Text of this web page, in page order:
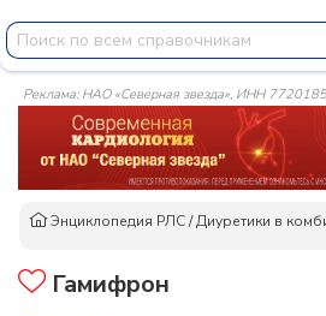
Реклама: НАО «Северная звезда», ИНН
Энциклопедия РЛС/Диуретики в
Гамифрон